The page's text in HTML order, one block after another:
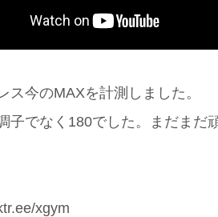
ス今のMAXを計測しました。
子でなく180でした。まだまだ
xgym